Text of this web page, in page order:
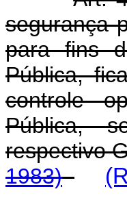
segurança
para fins
Pública,
controle
Pública,
1983)